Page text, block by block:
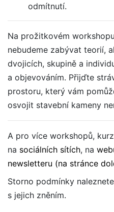
odmítnutí.
Na prožitkovém workshopu
nebudeme zabývat teorií,
dvojicích, skupině a
a objevováním. Přijďte
prostoru, který vám
osvojit stavební kameny
A pro více workshopů,
na sociálních sítích, na
newsletteru (na stránce
Storno podmínky naleznete
s jejich zněním.